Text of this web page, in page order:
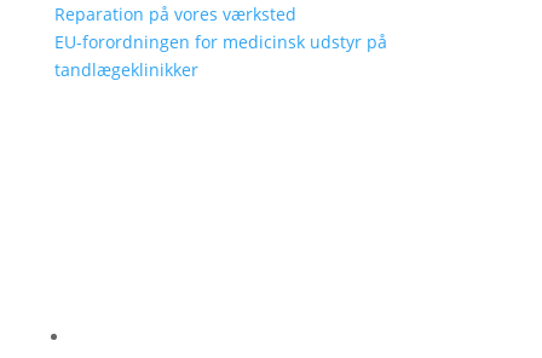
Reparation på vores værksted
EU-forordningen for medicinsk udstyr på
tandlægeklinikker